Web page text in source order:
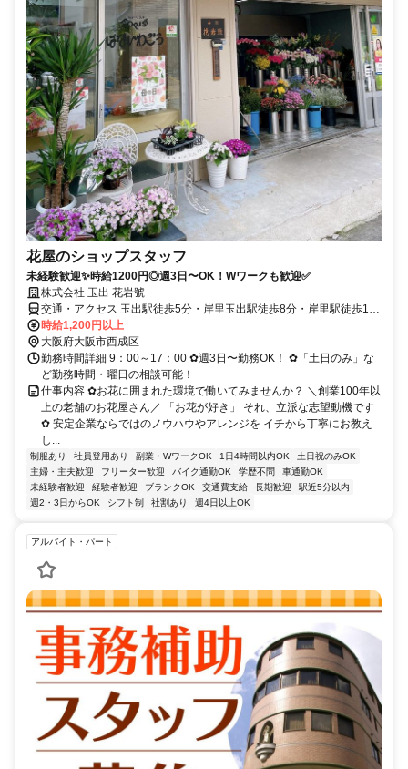
花屋のショップスタッフ
未経験歓迎✨時給1200円◎週3日〜OK！Wワークも歓迎✅
株式会社 玉出 花岩號
交通・アクセス 玉出駅徒歩5分・岸里玉出駅徒歩8分・岸里駅徒歩12
分・天下茶屋駅から車で5分・難波駅から車で15分・大阪駅から車で
15分
時給1,200円以上
大阪府大阪市西成区
勤務時間詳細 9：00～17：00 ✿週3日〜勤務OK！ ✿「土日のみ」な
ど勤務時間・曜日の相談可能！
仕事内容 ✿お花に囲まれた環境で働いてみませんか？ ＼創業100年以
上の老舗のお花屋さん／ 「お花が好き」 それ、立派な志望動機です
✿ 安定企業ならではのノウハウやアレンジを イチから丁寧にお教え
し...
制服あり 社員登用あり 副業・WワークOK 1日4時間以内OK
土日祝のみOK
主婦・主夫歓迎
フリーター歓迎 バイク通勤OK 学歴不問
車通勤OK
未経験者歓迎
経験者歓迎 ブランクOK 交通費支給 長期歓迎
駅近5分以内
週2・3日からOK
シフト制 社割あり 週4日以上OK
アルバイト・パート